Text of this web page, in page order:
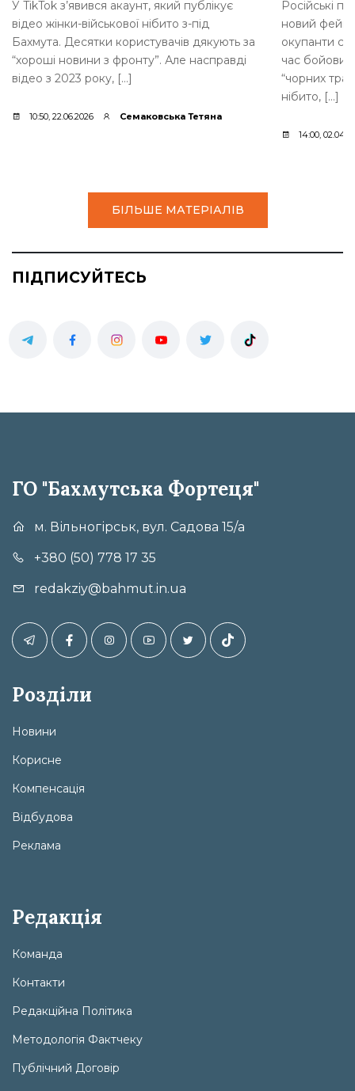
У TikTok з’явився акаунт, який публікує
відео жінки-військової нібито з-під
Бахмута. Десятки користувачів дякують за
“хороші новини з фронту”. Але насправді
відео з 2023 року, […]
10:50, 22.06.2026 Семаковська Тетяна
Російські
новий фейк
окупанти
час
“чорних
нібито, […]
14:00,
БІЛЬШЕ МАТЕРІАЛІВ
ПІДПИСУЙТЕСЬ
ГО "Бахмутська Фортеця"
м. Вільногірськ, вул. Садова 15/а
+380 (50) 778 17 35
redakziy@bahmut.in.ua
Розділи
Новини
Корисне
Компенсація
Відбудова
Реклама
Редакція
Команда
Контакти
Редакційна Політика
Методологія Фактчеку
Публічний Договір